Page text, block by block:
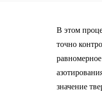
В этом
точно
значение